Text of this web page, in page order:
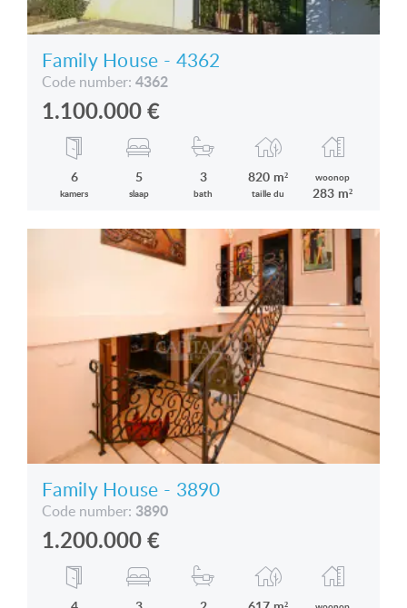
Family House - 4362
Code number: 4362
1.100.000€
6
kamers
5
slaap
3
bath
820 m²
taille du
woonop
283 m²
Family House - 3890
Code number: 3890
1.200.000€